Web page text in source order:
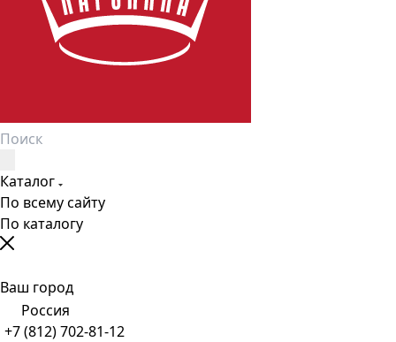
Каталог
По всему сайту
По каталогу
Ваш город
Россия
+7 (812) 702-81-12